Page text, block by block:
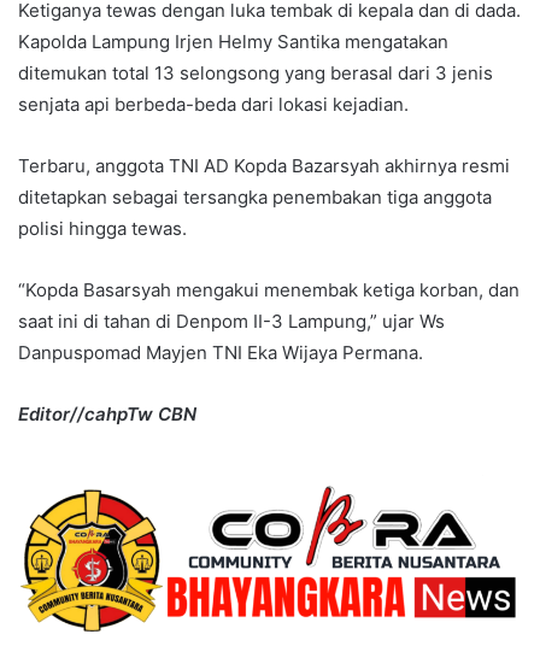
Ketiganya tewas dengan luka tembak di kepala dan di dada.
Kapolda Lampung Irjen Helmy Santika mengatakan
ditemukan total 13 selongsong yang berasal dari 3 jenis
senjata api berbeda-beda dari lokasi kejadian.
Terbaru, anggota TNI AD Kopda Bazarsyah akhirnya resmi
ditetapkan sebagai tersangka penembakan tiga anggota
polisi hingga tewas.
“Kopda Basarsyah mengakui menembak ketiga korban, dan
saat ini di tahan di Denpom II-3 Lampung,” ujar Ws
Danpuspomad Mayjen TNI Eka Wijaya Permana.
Editor//cahpTw CBN